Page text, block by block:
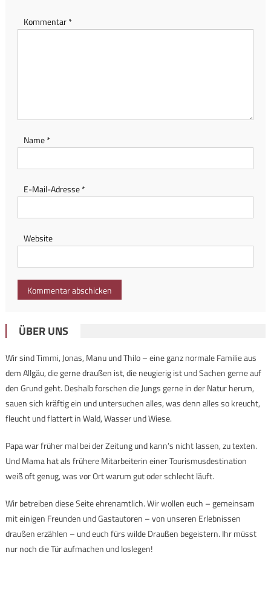
Kommentar*
Name*
E-Mail-Adresse*
Website
ÜBER UNS
Wir sind Timmi, Jonas, Manu und Thilo – eine ganz normale Familie aus
dem Allgäu, die gerne draußen ist, die neugierig ist und Sachen gerne auf
den Grund geht. Deshalb forschen die Jungs gerne in der Natur herum,
sauen sich kräftig ein und untersuchen alles, was denn alles so kreucht,
fleucht und flattert in Wald, Wasser und Wiese.
Papa war früher mal bei der Zeitung und kann’s nicht lassen, zu texten.
Und Mama hat als frühere Mitarbeiterin einer Tourismusdestination
weiß oft genug, was vor Ort warum gut oder schlecht läuft.
Wir betreiben diese Seite ehrenamtlich. Wir wollen euch – gemeinsam
mit einigen Freunden und Gastautoren – von unseren Erlebnissen
draußen erzählen – und euch fürs wilde Draußen begeistern. Ihr müsst
nur noch die Tür aufmachen und loslegen!